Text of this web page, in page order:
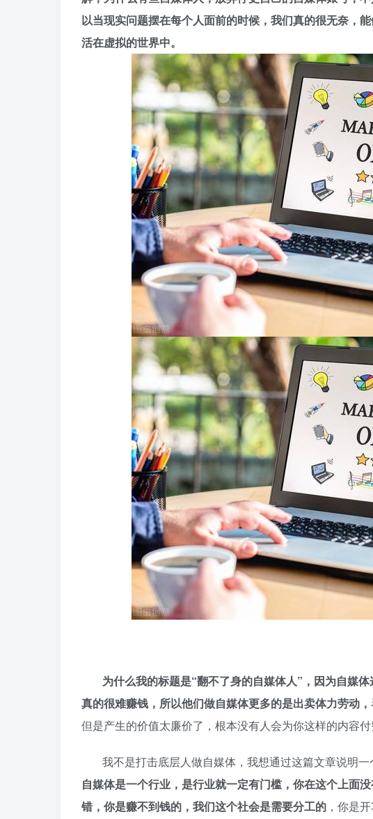
以当现实问题摆在每个人面前的时候，我们真的很无奈，
活在虚拟的世界中。
为什么我的标题是“翻不了身的自媒体人”，因为自媒
真的很难赚钱，所以他们做自媒体更多的是出卖体力劳动，
但是产生的价值太廉价了，根本没有人会为你这样的内容
我不是打击底层人做自媒体，我想通过这篇文章说明
自媒体是一个行业，是行业就一定有门槛，你在这个上面
错，你是赚不到钱的，我们这个社会是需要分工的 ，你是